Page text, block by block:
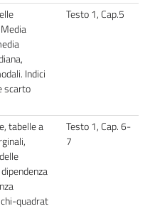
Indici
scarto
Testo 1, Cap.5
tabelle a
quadrat
Testo 1, Cap. 6-
7